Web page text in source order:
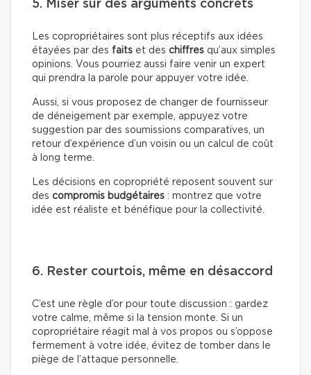
5. Miser sur des arguments concrets
Les copropriétaires sont plus réceptifs aux idées
étayées par des faits et des chiffres qu’aux simples
opinions. Vous pourriez aussi faire venir un expert
qui prendra la parole pour appuyer votre idée.
Aussi, si vous proposez de changer de fournisseur
de déneigement par exemple, appuyez votre
suggestion par des soumissions comparatives, un
retour d’expérience d’un voisin ou un calcul de coût
à long terme.
Les décisions en copropriété reposent souvent sur
des compromis budgétaires : montrez que votre
idée est réaliste et bénéfique pour la collectivité.
6. Rester courtois, même en désaccord
C’est une règle d’or pour toute discussion : gardez
votre calme, même si la tension monte. Si un
copropriétaire réagit mal à vos propos ou s’oppose
fermement à votre idée, évitez de tomber dans le
piège de l’attaque personnelle.